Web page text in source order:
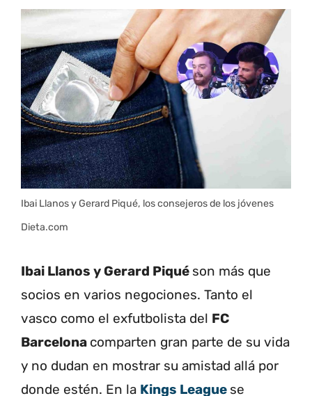
Ibai Llanos y Gerard Piqué, los consejeros de los jóvenes
Dieta.com
Ibai Llanos y Gerard Piqué son más que
socios en varios negociones. Tanto el
vasco como el exfutbolista del FC
Barcelona comparten gran parte de su vida
y no dudan en mostrar su amistad allá por
donde estén. En la Kings League se